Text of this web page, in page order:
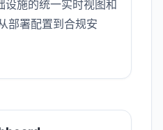
施的统一实时视图和
署配置到合规安